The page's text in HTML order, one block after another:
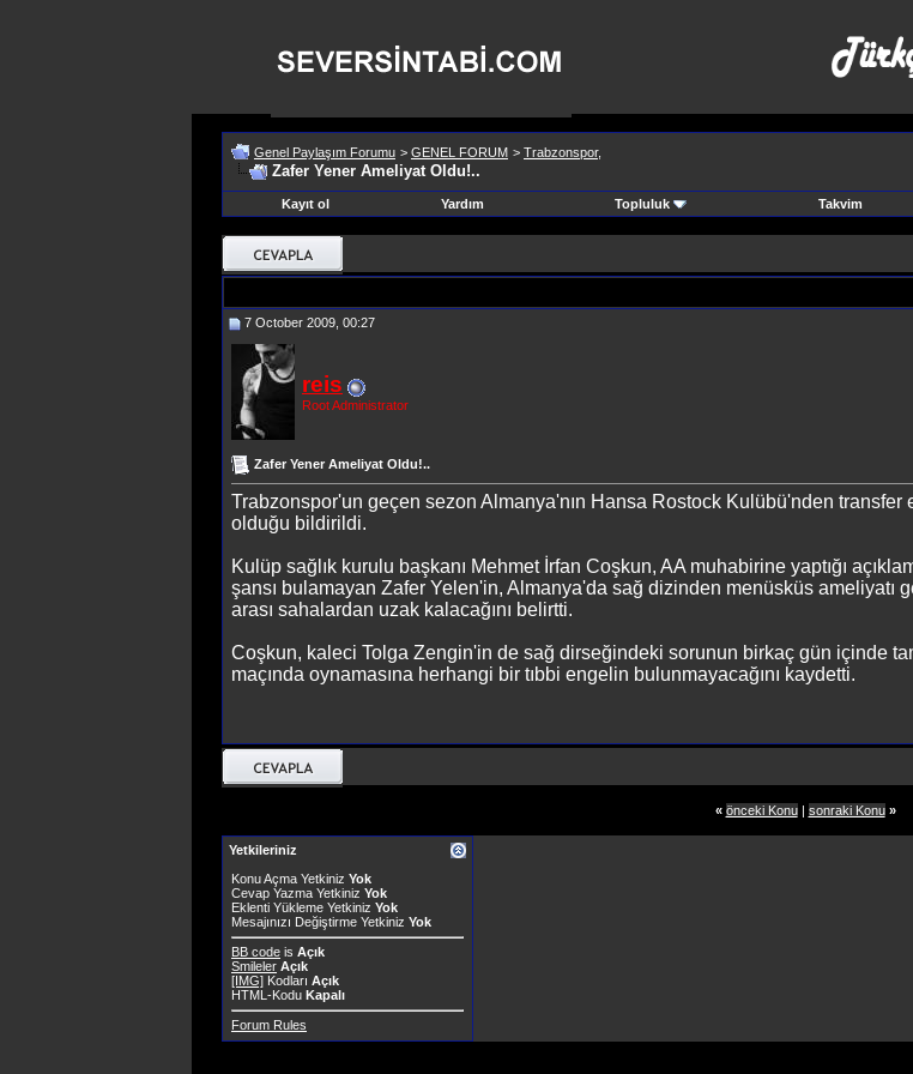
Genel Paylaşım Forumu > GENEL FORUM > Trabzonspor,
Zafer Yener Ameliyat Oldu!..
Kayıt ol
Yardım Topluluk Takvim
7 October 2009, 00:27
reis
Root Administrator
Zafer Yener Ameliyat Oldu!..
Trabzonspor'un geçen sezon Almanya'nın Hansa Rostock Kulübü'nden
olduğu bildirildi.
Kulüp sağlık kurulu başkanı Mehmet İrfan Coşkun, AA muhabirine yaptığı
şansı bulamayan Zafer Yelen'in, Almanya'da sağ dizinden menüsküs ameliyatı
arası sahalardan uzak kalacağını belirtti.
Coşkun, kaleci Tolga Zengin'in de sağ dirseğindeki sorunun birkaç gün içinde
maçında oynamasına herhangi bir tıbbi engelin bulunmayacağını kaydetti.
« önceki Konu| sonraki Konu »
Yetkileriniz
Konu Açma Yetkiniz Yok
Cevap Yazma Yetkiniz Yok
Eklenti Yükleme Yetkiniz Yok
Mesajınızı Değiştirme Yetkiniz Yok
BB code is Açık
Smileler Açık
[IMG] Kodları Açık
HTML-Kodu Kapalı
Forum Rules